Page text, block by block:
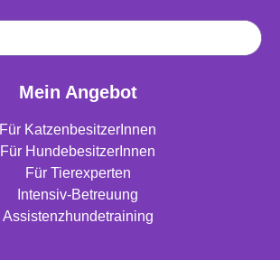
Mein Angebot
Für KatzenbesitzerInnen
Für HundebesitzerInnen
Für Tierexperten
Intensiv-Betreuung
Assistenzhundetraining